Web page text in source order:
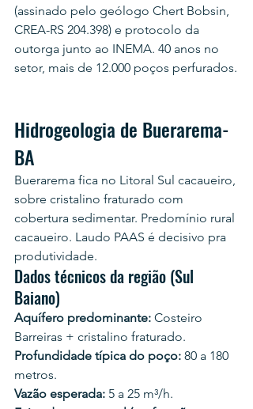
(assinado pelo geólogo Chert Bobsin,
CREA-RS 204.398) e protocolo da
outorga junto ao INEMA. 40 anos no
setor, mais de 12.000 poços perfurados.
Hidrogeologia de Buerarema-
BA
Buerarema fica no Litoral Sul cacaueiro,
sobre cristalino fraturado com
cobertura sedimentar. Predomínio rural
cacaueiro. Laudo PAAS é decisivo pra
produtividade.
Dados técnicos da região (Sul
Baiano)
Aquífero predominante: Costeiro
Barreiras + cristalino fraturado.
Profundidade típica do poço: 80 a 180
metros.
Vazão esperada: 5 a 25 m³/h.